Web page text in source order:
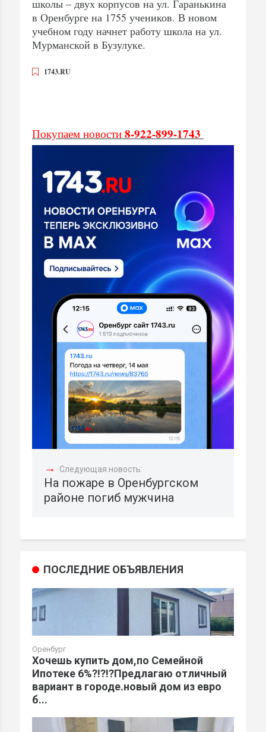
школы – двух корпусов на ул. Гаранькина
в Оренбурге на 1755 учеников. В новом
учебном году начнет работу школа на ул.
Мурманской в Бузулуке.
1743.RU
Покупаем новости 8-922-899-1743
→ Следующая новость:
На пожаре в Оренбургском
районе погиб мужчина
ПОСЛЕДНИЕ ОБЪЯВЛЕНИЯ
Оренбург
Хочешь купить дом,по Семейной
Ипотеке 6%?!?!?Предлагаю отличный
вариант в городе.новый дом из евро
б...